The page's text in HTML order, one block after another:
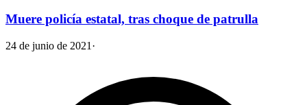
Muere policía estatal, tras choque de patrulla
24 de junio de 2021 ·